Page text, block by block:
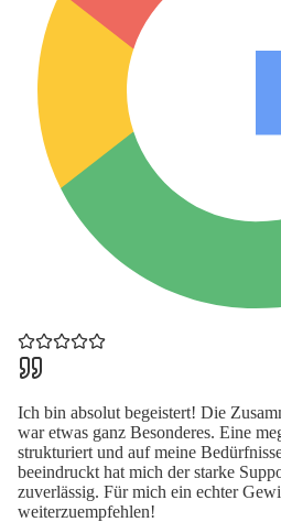
Ich bin absolut begeistert! Die
war etwas ganz Besonderes. Eine
strukturiert und auf meine
beeindruckt hat mich der starke
zuverlässig. Für mich ein echter
weiterzuempfehlen!